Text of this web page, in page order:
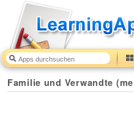
Familie und Verwandte